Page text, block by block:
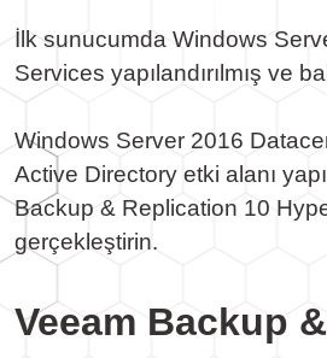
İlk sunucumda Windows
Services yapılandırılmış ve
Windows Server 2016
Active Directory etki alanı
Backup & Replication 10
gerçekleştirin.
Veeam Backup